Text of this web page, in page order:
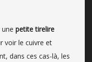
petite tirelire
voir le cuivre et
dans ces cas-là, les